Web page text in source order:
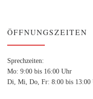
ÖFFNUNGSZEITEN
Sprechzeiten:
Mo: 9:00 bis 16:00 Uhr
Di, Mi, Do, Fr: 8:00 bis 13:00